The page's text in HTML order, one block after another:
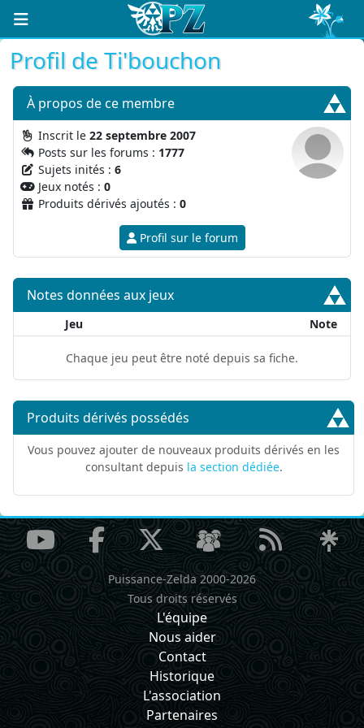
Profil de Ti'bouchon
À propos de ce membre
Inscrit le 22 septembre 2007
Posts sur les forums : 1777
Sujets inités : 6
Jeux notés : 0
Produits dérivés ajoutés : 0
Profil sur le forum
Notes données aux jeux
Jeu Note
Chaque jeu peut être noté depuis sa fiche.
Produits dérivés possédés
Vous pouvez ajouter de nouveaux produits dérivés en les
consultant depuis la section dédiée.
Puissance-Zelda 2000-2026
Tous droits réservés
L'équipe
Nous aider
Contact
Historique
L'association
Partenaires